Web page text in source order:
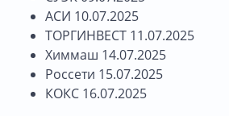
АСИ 10.07.2025
ТОРГИНВЕСТ 11.07.2025
Химмаш 14.07.2025
Россети 15.07.2025
КОКС 16.07.2025